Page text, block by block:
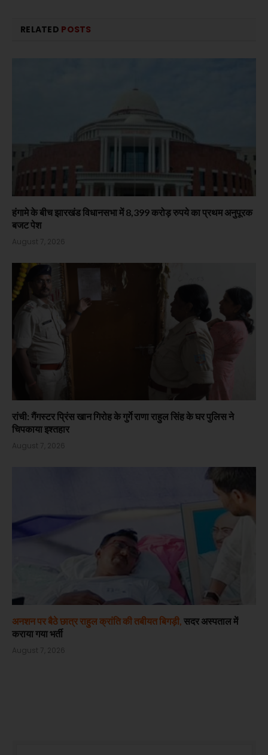
RELATED POSTS
हंगामे के बीच झारखंड विधानसभा में 8,399 करोड़ रुपये का प्रथम अनुपूरक
बजट पेश
August 7, 2026
रांची: गैंगस्टर प्रिंस खान गिरोह के गुर्गे राणा राहुल सिंह के घर पुलिस ने
चिपकाया इश्तहार
August 7, 2026
अनशन पर बैठे छात्र राहुल क्रांति की तबीयत बिगड़ी, सदर अस्पताल में
कराया गया भर्ती
August 7, 2026